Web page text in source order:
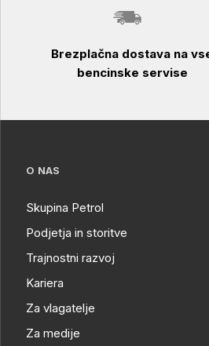
Brezplačna dostava na
bencinske servise
O NAS
Skupina Petrol
Podjetja in storitve
Trajnostni razvoj
Kariera
Za vlagatelje
Za medije